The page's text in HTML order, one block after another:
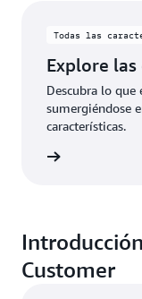
Todas las
Explore
Descubra lo que
sumergiéndose
características.
Customer